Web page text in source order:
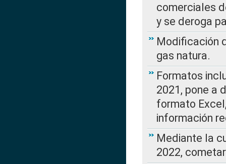
comerciales
y se deroga
Modificación
gas natura.
Formatos
2021, pone a
formato
información
Mediante la
2022,